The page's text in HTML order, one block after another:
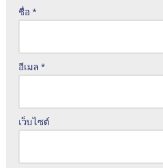
ชื่อ *
อีเมล *
เว็บไซต์